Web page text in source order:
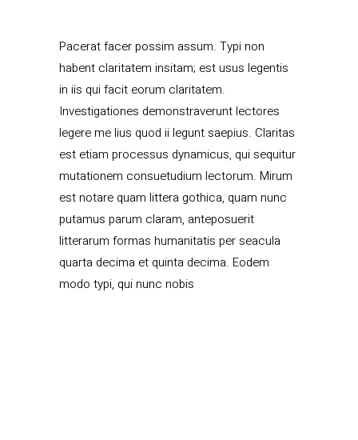
Pacerat facer possim assum. Typi non
habent claritatem insitam; est usus legentis
in iis qui facit eorum claritatem.
Investigationes demonstraverunt lectores
legere me lius quod ii legunt saepius. Claritas
est etiam processus dynamicus, qui sequitur
mutationem consuetudium lectorum. Mirum
est notare quam littera gothica, quam nunc
putamus parum claram, anteposuerit
litterarum formas humanitatis per seacula
quarta decima et quinta decima. Eodem
modo typi, qui nunc nobis